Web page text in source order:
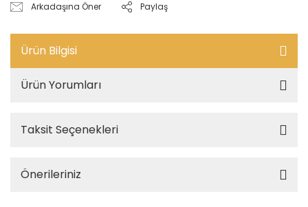
Arkadaşına Öner Paylaş
Ürün Bilgisi
Ürün Yorumları
Taksit Seçenekleri
Önerileriniz